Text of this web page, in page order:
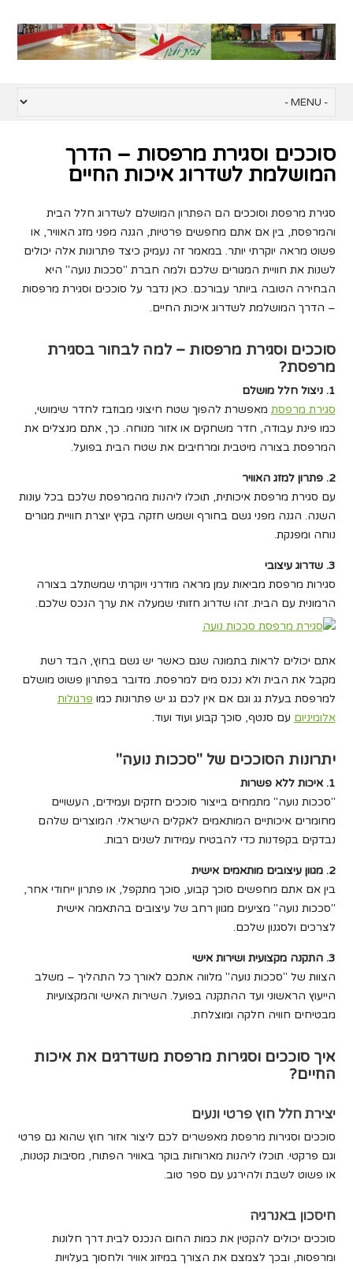
סוככים וסגירת מרפסות – הדרך
המושלמת לשדרוג איכות החיים
סגירת מרפסת וסוככים הם הפתרון המושלם לשדרוג חלל הבית
והמרפסת, בין אם אתם מחפשים פרטיות, הגנה מפני מזג האוויר, או
פשוט מראה יוקרתי יותר. במאמר זה נעמיק כיצד פתרונות אלה יכולים
לשנות את חוויית המגורים שלכם ולמה חברת "סככות נועה" היא
הבחירה הטובה ביותר עבורכם. כאן נדבר על סוככים וסגירת מרפסות
– הדרך המושלמת לשדרוג איכות החיים.
סוככים וסגירת מרפסות – למה לבחור בסגירת
מרפסת?
1. ניצול חלל מושלם
סגירת מרפסת מאפשרת להפוך שטח חיצוני מבוזבז לחדר שימושי,
כמו פינת עבודה, חדר משחקים או אזור מנוחה. כך, אתם מנצלים את
המרפסת בצורה מיטבית ומרחיבים את שטח הבית בפועל.
2. פתרון למזג האוויר
עם סגירת מרפסת איכותית, תוכלו ליהנות מהמרפסת שלכם בכל עונות
השנה. הגנה מפני גשם בחורף ושמש חזקה בקיץ יוצרת חוויית מגורים
נוחה ומפנקת.
3. שדרוג עיצובי
סגירות מרפסת מביאות עמן מראה מודרני ויוקרתי שמשתלב בצורה
הרמונית עם הבית. זהו שדרוג חזותי שמעלה את ערך הנכס שלכם.
אתם יכולים לראות בתמונה שגם כאשר יש גשם בחוץ, הבד רשת
מקבל את הבית ולא נכנס מים למרפסת. מדובר בפתרון פשוט מושלם
למרפסת בעלת גג וגם אם אין לכם גג יש פתרונות כמו פרגולות
אלומיניום עם סנטף, סוכך קבוע ועוד ועוד.
יתרונות הסוככים של "סככות נועה"
1. איכות ללא פשרות
"סככות נועה" מתמחים בייצור סוככים חזקים ועמידים, העשויים
מחומרים איכותיים המותאמים לאקלים הישראלי. המוצרים שלהם
נבדקים בקפדנות כדי להבטיח עמידות לשנים רבות.
2. מגוון עיצובים מותאמים אישית
בין אם אתם מחפשים סוכך קבוע, סוכך מתקפל, או פתרון ייחודי אחר,
"סככות נועה" מציעים מגוון רחב של עיצובים בהתאמה אישית
לצרכים ולסגנון שלכם.
3. התקנה מקצועית ושירות אישי
הצוות של "סככות נועה" מלווה אתכם לאורך כל התהליך – משלב
הייעוץ הראשוני ועד ההתקנה בפועל. השירות האישי והמקצועיות
מבטיחים חוויה חלקה ומוצלחת.
איך סוככים וסגירות מרפסת משדרגים את איכות
החיים?
יצירת חלל חוץ פרטי ונעים
סוככים וסגירות מרפסת מאפשרים לכם ליצור אזור חוץ שהוא גם פרטי
וגם פרקטי. תוכלו ליהנות מארוחות בוקר באוויר הפתוח, מסיבות קטנות,
או פשוט לשבת ולהירגע עם ספר טוב.
חיסכון באנרגיה
סוככים יכולים להקטין את כמות החום הנכנס לבית דרך חלונות
ומרפסות, ובכך לצמצם את הצורך במיזוג אוויר ולחסוך בעלויות